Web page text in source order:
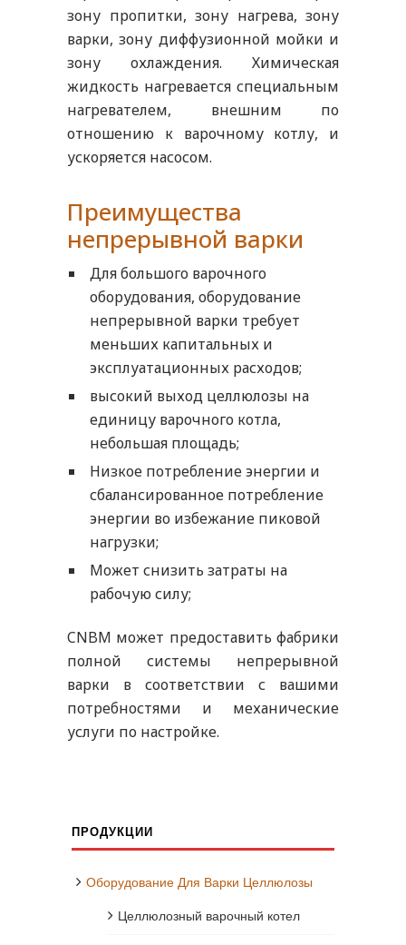
зону пропитки, зону нагрева, зону
варки, зону диффузионной мойки и
зону охлаждения. Химическая
жидкость нагревается специальным
нагревателем, внешним по
отношению к варочному котлу, и
ускоряется насосом.
Преимущества
непрерывной варки
Для большого варочного
оборудования, оборудование
непрерывной варки требует
меньших капитальных и
эксплуатационных расходов;
высокий выход целлюлозы на
единицу варочного котла,
небольшая площадь;
Низкое потребление энергии и
сбалансированное потребление
энергии во избежание пиковой
нагрузки;
Может снизить затраты на
рабочую силу;
CNBM может предоставить фабрики
полной системы непрерывной
варки в соответствии с вашими
потребностями и механические
услуги по настройке.
ПРОДУКЦИИ
Оборудование Для Варки Целлюлозы
Целлюлозный варочный котел